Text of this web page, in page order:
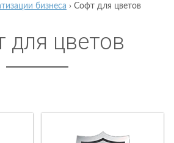
бизнеса › Софт для цветов
для цветов